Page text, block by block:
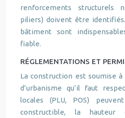
renforcements structurels
piliers) doivent être
bâtiment sont
fiable.
RÉGLEMENTATIONS ET
La construction est soumise
d’urbanisme qu’il faut
locales (PLU, POS)
constructible, la hauteur